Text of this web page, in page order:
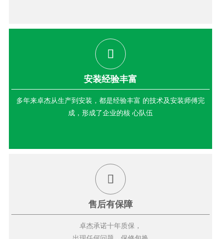
安装经验丰富
多年来卓杰从生产到安装，都是经验丰富 的技术及安装师傅完
成，形成了企业的核 心队伍
售后有保障
卓杰承诺十年质保，